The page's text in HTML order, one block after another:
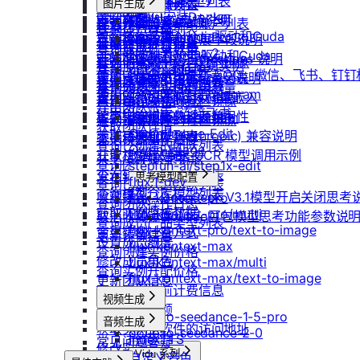
防火墙及端口设置
配置外网加速
云硬盘扩容与挂载
云存储挂载
模型库挂载
自启动
手动安装监控
无卡模式
ubuntu如何安装Docker
Windows安装Nvidia驱动和Cuda
ubuntu安装Nvidia驱动和Cuda
使用LangBot快速部署QQ、微信、飞书、钉钉
使用Clawdbot连接Telegram
使用Clawdbot连接飞书
重装实例
重置实例密码
升降配实例
获取支持的可用区信息列表
查询网络加速服务状态
检查指定规格的资源可用性
获取可用机型列表
获取机型族列表
查询软件端口映射列表
查询模型仓库模型列表
获取实例监控数据
变更实例计费方式
查询创建实例价格
查询实例升配价格
查询实例当前计费信息
查询退费金额
获取实例上软件的访问地址
修改实例名称
获取平台镜像列表
查询镜像已共享的账户列表
获取镜像标签列表
查询他人共享给自己的镜像
查询已收藏的镜像列表
查询自己发布的社区镜像
查询指定用户的社区镜像
查询镜像制作进度
共享/取消共享镜像
发布镜像到社区
收藏镜像
取消收藏镜像
更新镜像信息
扩容云盘
挂载已有云盘
查询云盘扩容价格
挂载 US3 对象存储到实例
云存储文件上传和下载
删除团队
查询成员订单列表
查询成员订单数量
查询成员未支付订单
查询成员未支付订单数量
导出团队账单
获取团队详情
查询已创建的团队列表
查询团队邀请记录
查询已加入的团队列表
查询团队操作日志
查询成员产品类型列表
设置成员额度
修改成员角色
更新团队信息
模型协议支持说明
API支持与扩展字段说明
OpenAI-Completions 说明
OpenAI-Response说明
Embeddings 向量嵌入
Gemini 快速开始
Claude (Anthropic) 兼容说明
DeepSeek-OCR 模型调用示例
思考模型配置
DeepSeek V3.1模型开启关闭思考
Doubao豆包模型思考功能参数说明
图片生成
Nano Banana
Nano Banana Pro
Nano Banana 2
gpt-image-1
gpt-image-1.5
gpt-image-2
doubao-seedream
Qwen-Image-Edit
Qwen-Image
stepfun-ai/step1x-edit
flux.1-dev
flux-kontext-pro
flux-kontext-pro/multi
flux-kontext-pro/text-to-image
flux-kontext-max
flux-kontext-max/multi
flux-kontext-max/text-to-image
视频生成
doubao-seedance-1-5-pro
doubao-seedance-2-0
Vidu 系列
音频生成
IndexTTS
常见问题答疑